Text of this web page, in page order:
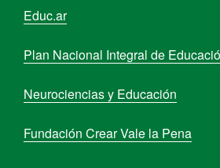
Educ.ar
Plan Nacional Integral de
Neurociencias y Educación
Fundación Crear Vale la Pena